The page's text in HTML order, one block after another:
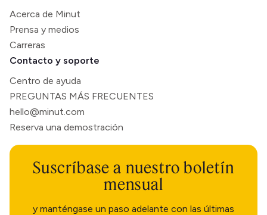
Acerca de Minut
Prensa y medios
Carreras
Contacto y soporte
Centro de ayuda
PREGUNTAS MÁS FRECUENTES
hello@minut.com
Reserva una demostración
Suscríbase a nuestro boletín
mensual
y manténgase un paso adelante con las últimas